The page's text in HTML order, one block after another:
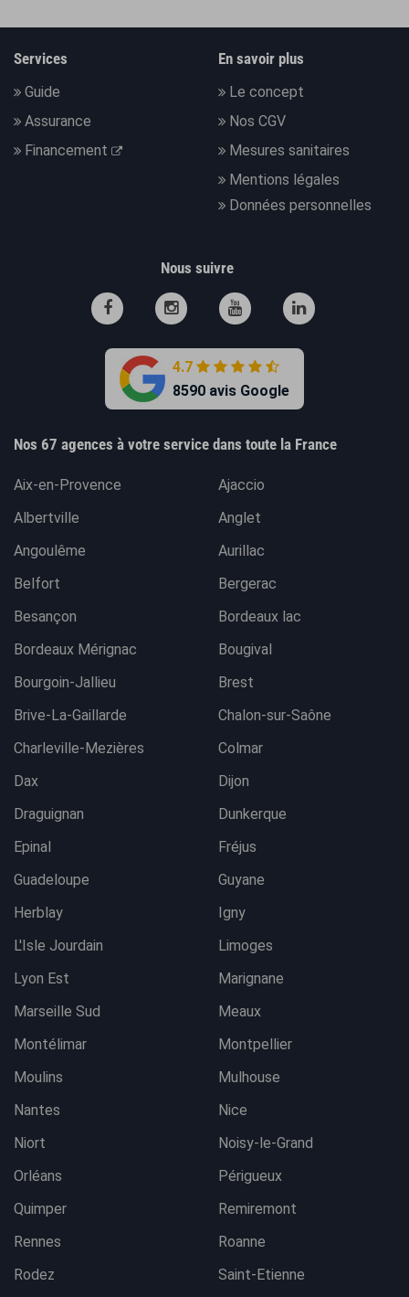
Services
Guide
Assurance
Financement
En savoir plus
Le concept
Nos CGV
Mesures sanitaires
Mentions légales
Données personnelles
Nous suivre
4.7
8590 avis Google
Nos 67 agences à votre service dans toute la France
Aix-en-Provence
Ajaccio
Albertville
Anglet
Angoulême
Aurillac
Belfort
Bergerac
Besançon
Bordeaux lac
Bordeaux Mérignac
Bougival
Bourgoin-Jallieu
Brest
Brive-La-Gaillarde
Chalon-sur-Saône
Charleville-Mezières
Colmar
Dax
Dijon
Draguignan
Dunkerque
Epinal
Fréjus
Guadeloupe
Guyane
Herblay
Igny
L'Isle Jourdain
Limoges
Lyon Est
Marignane
Marseille Sud
Meaux
Montélimar
Montpellier
Moulins
Mulhouse
Nantes
Nice
Niort
Noisy-le-Grand
Orléans
Périgueux
Quimper
Remiremont
Rennes
Roanne
Rodez
Saint-Etienne